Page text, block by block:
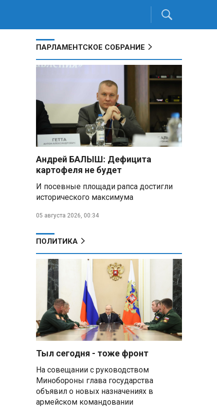
ПАРЛАМЕНТСКОЕ СОБРАНИЕ
Андрей БАЛЫШ: Дефицита
картофеля не будет
И посевные площади рапса достигли
исторического максимума
05 августа 2026, 00:34
ПОЛИТИКА
Тыл сегодня - тоже фронт
На совещании с руководством
Минобороны глава государства
объявил о новых назначениях в
армейском командовании